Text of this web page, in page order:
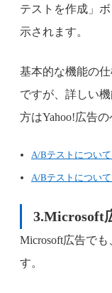
テストを作成」
示されます。
基本的な機能の
ですが、詳しい
方はYahoo!広告
A/Bテストについて
A/Bテストについて
3.Microsoft
Microsoft広告で
す。